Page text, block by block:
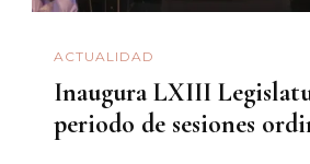
ACTUALIDAD
Inaugura LXIII
periodo de sesiones